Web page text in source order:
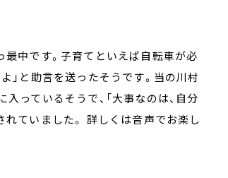
中です。子育てといえば自転車が必
」と助言を送ったそうです。当の川村
っているそうで、「大事なのは、自分
ていました。 詳しくは音声でお楽し